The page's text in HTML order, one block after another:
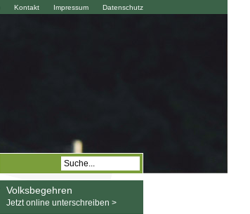
Datenschutz
Impressum
Kontakt
Volksbegehren
Jetzt online unterschreiben >